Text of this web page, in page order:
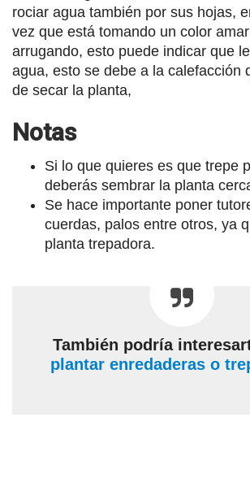
rociar agua también por sus hojas,
vez que está tomando un color
arrugando, esto puede indicar que
agua, esto se debe a la calefacción
de secar la planta,
Notas
Si lo que quieres es que trepe
deberás sembrar la planta
Se hace importante poner
cuerdas, palos entre otros, ya
planta trepadora.
También podría
plantar enredaderas o